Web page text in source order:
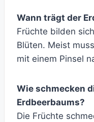
Wann trägt der
Früchte bilden
Blüten. Meist
mit einem Pinsel
Wie schmecken
Erdbeerbaums?
Die Früchte